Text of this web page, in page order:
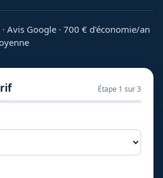
Avis Google · 700 € d'économie/an
Étape 1 sur 3